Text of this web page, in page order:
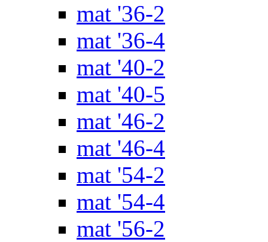
mat '36-2
mat '36-4
mat '40-2
mat '40-5
mat '46-2
mat '46-4
mat '54-2
mat '54-4
mat '56-2